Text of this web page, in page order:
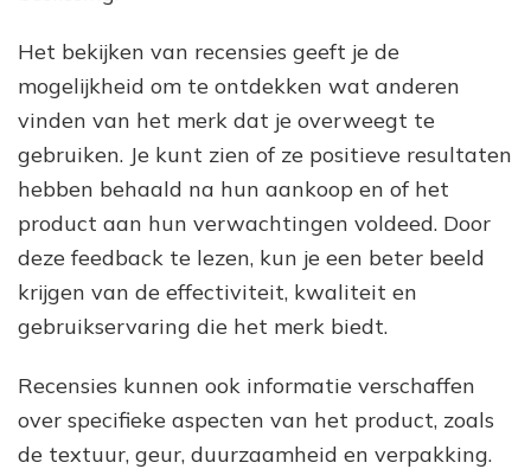
Het bekijken van recensies geeft je de
mogelijkheid om te ontdekken wat anderen
vinden van het merk dat je overweegt te
gebruiken. Je kunt zien of ze positieve resultaten
hebben behaald na hun aankoop en of het
product aan hun verwachtingen voldeed. Door
deze feedback te lezen, kun je een beter beeld
krijgen van de effectiviteit, kwaliteit en
gebruikservaring die het merk biedt.
Recensies kunnen ook informatie verschaffen
over specifieke aspecten van het product, zoals
de textuur, geur, duurzaamheid en verpakking.